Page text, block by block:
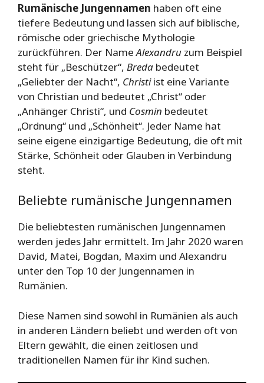
Rumänische Jungennamen haben oft eine
tiefere Bedeutung und lassen sich auf biblische,
römische oder griechische Mythologie
zurückführen. Der NameAlexandru zum Beispiel
steht für „Beschützer“, Breda bedeutet
„Geliebter der Nacht“, Christiist eine Variante
von Christian und bedeutet „Christ“ oder
„Anhänger Christi“, und Cosmin bedeutet
„Ordnung“ und „Schönheit“. Jeder Name hat
seine eigene einzigartige Bedeutung, die oft mit
Stärke, Schönheit oder Glauben in Verbindung
steht.
Beliebte rumänische Jungennamen
Die beliebtesten rumänischen Jungennamen
werden jedes Jahr ermittelt. Im Jahr 2020 waren
David, Matei, Bogdan, Maxim und Alexandru
unter den Top 10 der Jungennamen in
Rumänien.
Diese Namen sind sowohl in Rumänien als auch
in anderen Ländern beliebt und werden oft von
Eltern gewählt, die einen zeitlosen und
traditionellen Namen für ihr Kind suchen.